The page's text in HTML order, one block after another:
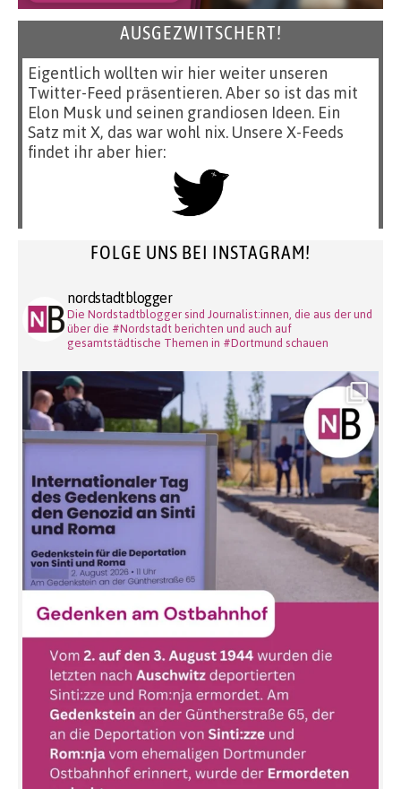
AUSGEZWITSCHERT!
Eigentlich wollten wir hier weiter unseren
Twitter-Feed präsentieren. Aber so ist das mit
Elon Musk und seinen grandiosen Ideen. Ein
Satz mit X, das war wohl nix. Unsere X-Feeds
findet ihr aber hier:
FOLGE UNS BEI INSTAGRAM!
nordstadtblogger
Die Nordstadtblogger sind Journalist:innen, die aus der und
über die #Nordstadt berichten und auch auf
gesamtstädtische Themen in #Dortmund schauen